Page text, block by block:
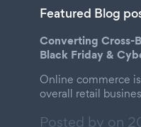
Featured Blog
Converting Cross-
Black Friday &
Online commerce
overall retail
Posted by on